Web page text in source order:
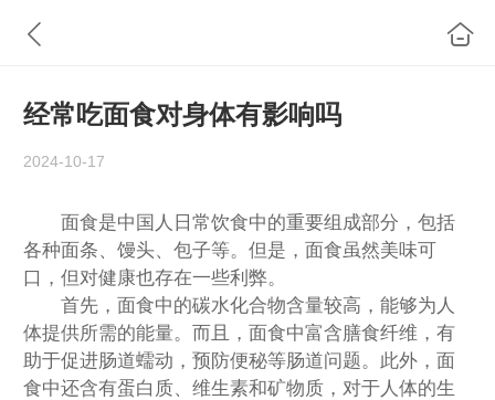
经常吃面食对身体有影响吗
2024-10-17
面食是中国人日常饮食中的重要组成部分，包括
各种面条、馒头、包子等。但是，面食虽然美味可
口，但对健康也存在一些利弊。
首先，面食中的碳水化合物含量较高，能够为人
体提供所需的能量。而且，面食中富含膳食纤维，有
助于促进肠道蠕动，预防便秘等肠道问题。此外，面
食中还含有蛋白质、维生素和矿物质，对于人体的生